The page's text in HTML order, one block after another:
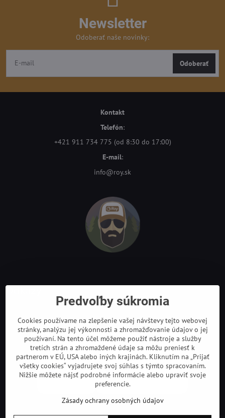
Newsletter
Odoberať naše novinky:
Odoberať
Kontakt
Telefón:
+421 911 734 775 (od 8:30 do 17:00)
E-mail:
info@roy.sk
Predvoľby súkromia
Cookies používame na zlepšenie vašej návštevy tejto webovej
stránky, analýzu jej výkonnosti a zhromažďovanie údajov o jej
používaní. Na tento účel môžeme použiť nástroje a služby
tretích strán a zhromaždené údaje sa môžu preniesť k
partnerom v EÚ, USA alebo iných krajinách. Kliknutím na „Prijať
všetky cookies“ vyjadrujete svoj súhlas s týmto spracovaním.
Nižšie môžete nájsť podrobné informácie alebo upraviť svoje
preferencie.
Zásady ochrany osobných údajov